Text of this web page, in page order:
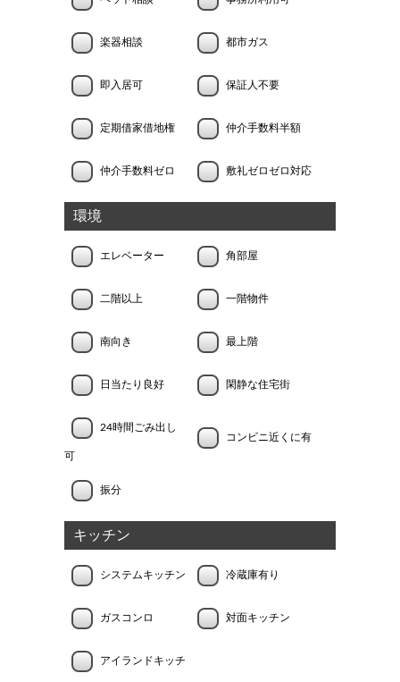
楽器相談 都市ガス
即入居可 保証人不要
定期借家借地権 仲介手数料半額
仲介手数料ゼロ 敷礼ゼロゼロ対応
環境
エレベーター 角部屋
二階以上 一階物件
南向き 最上階
日当たり良好 閑静な住宅街
24時間ごみ出し
可
コンビニ近くに有
振分
キッチン
システムキッチン 冷蔵庫有り
ガスコンロ 対面キッチン
アイランドキッチ